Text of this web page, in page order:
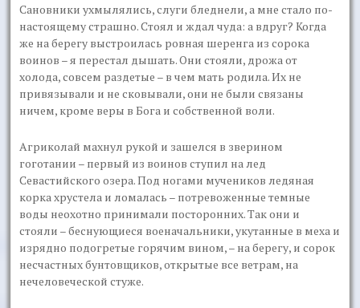
Сановники ухмылялись, слуги бледнели, а мне стало по-
настоящему страшно. Стоял и ждал чуда: а вдруг? Когда
же на берегу выстроилась ровная шеренга из сорока
воинов – я перестал дышать. Они стояли, дрожа от
холода, совсем раздетые – в чем мать родила. Их не
привязывали и не сковывали, они не были связаны
ничем, кроме веры в Бога и собственной воли.
Агриколай махнул рукой и зашелся в зверином
гоготании – первый из воинов ступил на лед
Севастийского озера. Под ногами мучеников ледяная
корка хрустела и ломалась – потревоженные темные
воды неохотно принимали посторонних. Так они и
стояли – беснующиеся военачальники, укутанные в меха и
изрядно подогретые горячим вином, – на берегу, и сорок
несчастных бунтовщиков, открытые все ветрам, на
нечеловеческой стуже.